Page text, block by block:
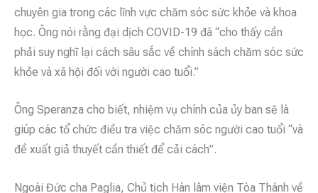
chuyên gia trong các lĩnh vực chăm sóc sức khỏe và khoa
học. Ông nói rằng đại dịch COVID-19 đã “cho thấy cần
phải suy nghĩ lại cách sâu sắc về chính sách chăm sóc sức
khỏe và xã hội đối với người cao tuổi.”
Ông Speranza cho biết, nhiệm vụ chính của ủy ban sẽ là
giúp các tổ chức điều tra việc chăm sóc người cao tuổi “và
đề xuất giả thuyết cần thiết để cải cách”.
Ngoài Đức cha Paglia, Chủ tịch Hàn lâm viện Tòa Thánh về